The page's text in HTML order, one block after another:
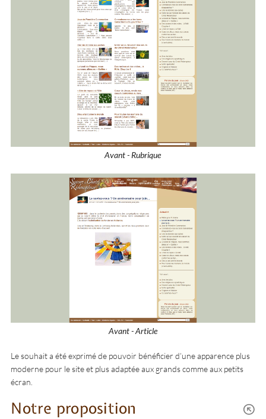
Avant - Rubrique
Avant - Article
Le souhait a été exprimé de pouvoir bénéficier d’une apparence plus
moderne pour le site et plus adaptée aux grands comme aux petits
écran.
Notre proposition